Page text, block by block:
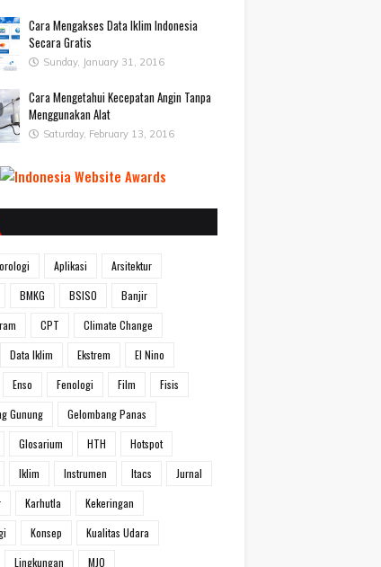
Cara Mengakses Data Iklim Indonesia
Secara Gratis
Sunday, January 31, 2016
Cara Mengetahui Kecepatan Angin Tanpa
Menggunakan Alat
Saturday, February 13, 2016
Aplikasi
Arsitektur
BMKG BSISO
Banjir
CPT
Climate Change
Data Iklim Ekstrem
El Nino
Enso Fenologi Film
Fisis
Gunung
Gelombang Panas
Glosarium HTH
Hotspot
Iklim Instrumen Itacs
Jurnal
Karhutla
Kekeringan
Konsep
Kualitas Udara
Lingkungan
MJO